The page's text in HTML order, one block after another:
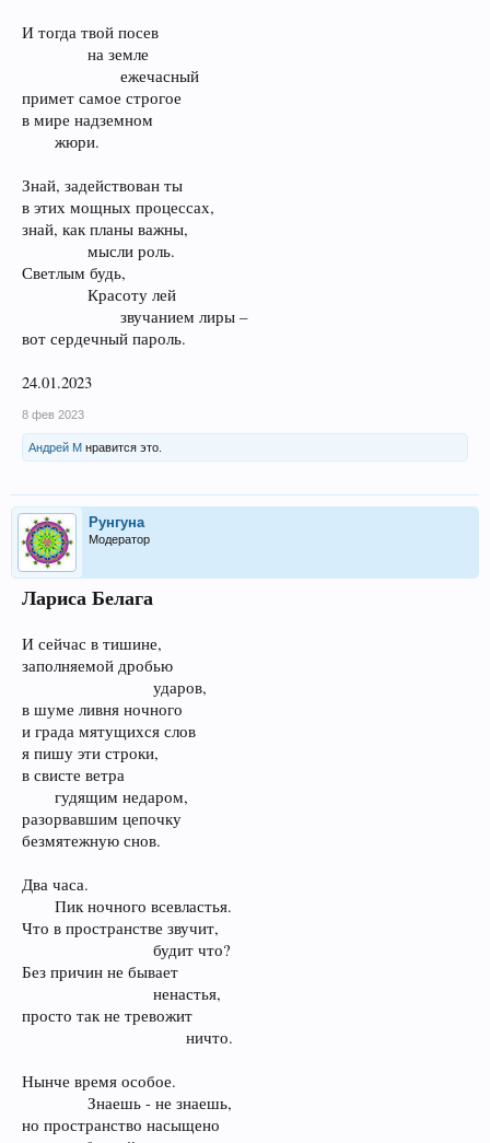
И тогда твой посев
на земле
ежечасный​
примет самое строгое
в мире надземном
жюри.​
Знай, задействован ты
в этих мощных процессах,
знай, как планы важны,
мысли роль.​
Светлым будь,
Красоту лей
звучанием лиры –​
вот сердечный пароль.
24.01.2023
8 фев 2023
Андрей М нравится это.
Рунгуна
Модератор
Лариса Белага
И сейчас в тишине,
заполняемой дробью
ударов,​
в шуме ливня ночного
и града мятущихся слов
я пишу эти строки,
в свисте ветра
гудящим недаром,​
разорвавшим цепочку
безмятежную снов.
Два часа.
Пик ночного всевластья.​
Что в пространстве звучит,
будит что?​
Без причин не бывает
ненастья,​
просто так не тревожит
ничто.
Нынче время особое.
Знаешь - не знаешь,​
но пространство насыщено